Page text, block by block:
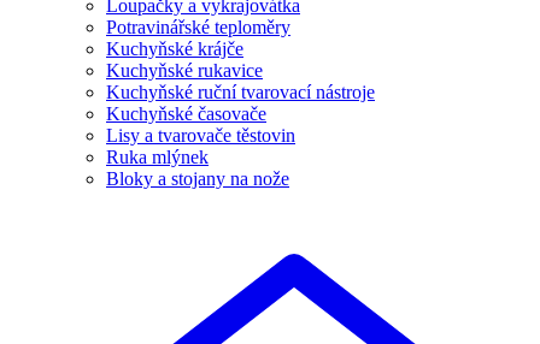
Loupačky a vykrajovátka
Potravinářské teploměry
Kuchyňské krájče
Kuchyňské rukavice
Kuchyňské ruční tvarovací nástroje
Kuchyňské časovače
Lisy a tvarovače těstovin
Ruka mlýnek
Bloky a stojany na nože